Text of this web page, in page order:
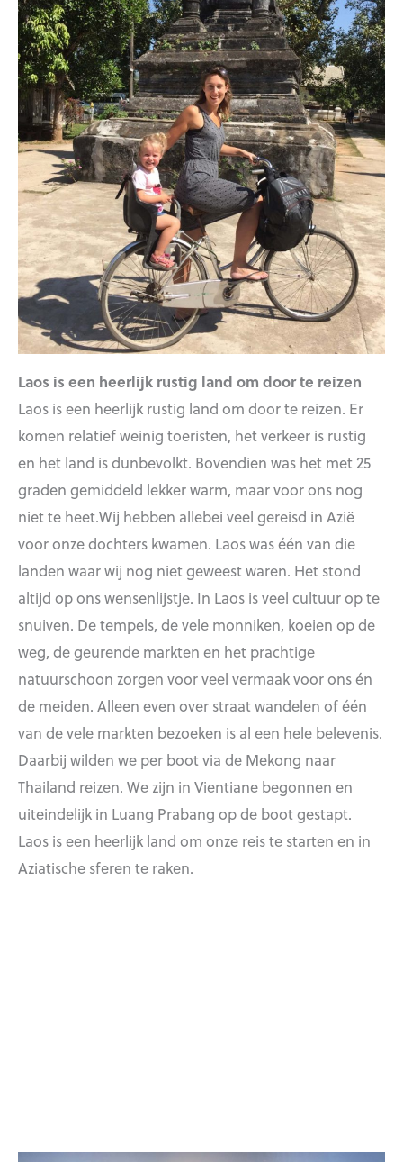
Laos is een heerlijk rustig land om door te reizen
Laos is een heerlijk rustig land om door te reizen. Er
komen relatief weinig toeristen, het verkeer is rustig
en het land is dunbevolkt. Bovendien was het met 25
graden gemiddeld lekker warm, maar voor ons nog
niet te heet.Wij hebben allebei veel gereisd in Azië
voor onze dochters kwamen. Laos was één van die
landen waar wij nog niet geweest waren. Het stond
altijd op ons wensenlijstje. In Laos is veel cultuur op te
snuiven. De tempels, de vele monniken, koeien op de
weg, de geurende markten en het prachtige
natuurschoon zorgen voor veel vermaak voor ons én
de meiden. Alleen even over straat wandelen of één
van de vele markten bezoeken is al een hele belevenis.
Daarbij wilden we per boot via de Mekong naar
Thailand reizen. We zijn in Vientiane begonnen en
uiteindelijk in Luang Prabang op de boot gestapt.
Laos is een heerlijk land om onze reis te starten en in
Aziatische sferen te raken.